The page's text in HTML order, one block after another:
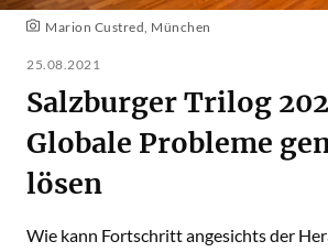
Marion Custred, München
25.08.2021
Salzburger Trilog
Globale Probleme
lösen
Wie kann Fortschritt angesichts der